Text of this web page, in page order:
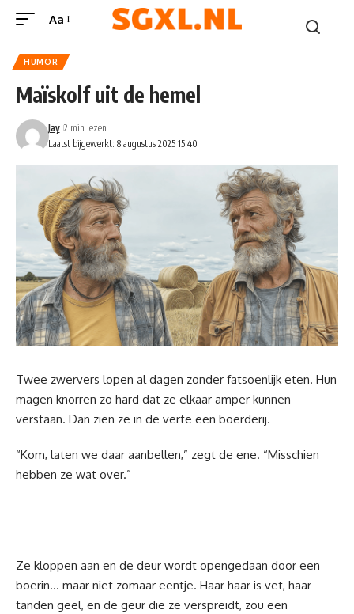
Aa
HUMOR
Maïskolf uit de hemel
Laatst bijgewerkt: 8 augustus 2025 15:40
Jay 2 min lezen
Twee zwervers lopen al dagen zonder fatsoenlijk eten. Hun
magen knorren zo hard dat ze elkaar amper kunnen
verstaan. Dan zien ze in de verte een boerderij.
“Kom, laten we daar aanbellen,” zegt de ene. “Misschien
hebben ze wat over.”
Ze kloppen aan en de deur wordt opengedaan door een
boerin… maar niet zomaar eentje. Haar haar is vet, haar
tanden geel, en de geur die ze verspreidt, zou een